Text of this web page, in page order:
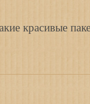
красивые